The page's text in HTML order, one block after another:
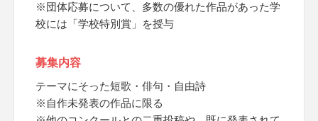
※団体応募について、多数の優れた作品があった学
校には「学校特別賞」を授与
募集内容
テーマにそった短歌・俳句・自由詩
※自作未発表の作品に限る